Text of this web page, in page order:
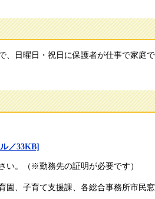
、日曜日・祝日に保護者が仕事で家庭で
／33KB]
い。（※勤務先の証明が必要です）
園、子育て支援課、各総合事務所市民窓